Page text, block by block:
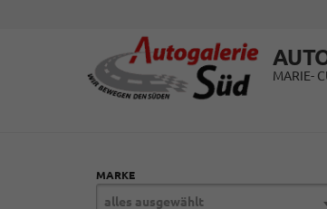
MARIE-
MARKE
alles ausgewählt